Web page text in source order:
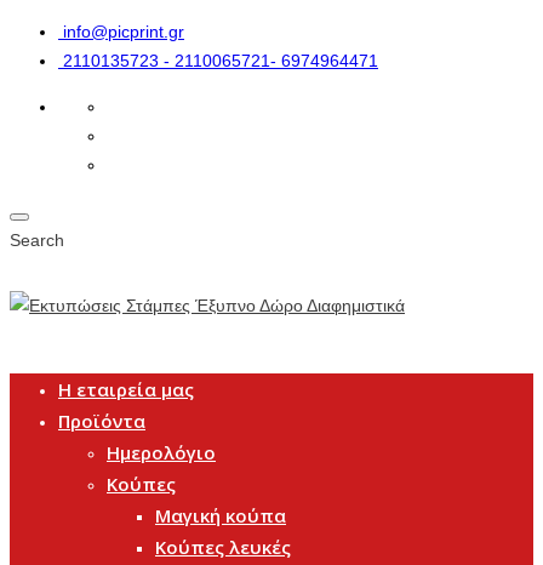
info@picprint.gr
2110135723 - 2110065721- 6974964471
Search
Η εταιρεία μας
Προϊόντα
Ημερολόγιο
Κούπες
Μαγική κούπα
Κούπες λευκές